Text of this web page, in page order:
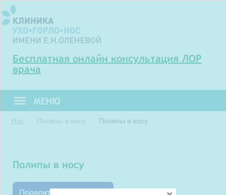
Бесплатная онлайн консультация ЛОР
врача
Нос Полипы в носу Полипы в носу
Полипы в носу